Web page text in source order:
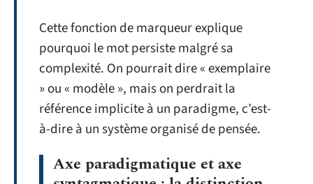
Cette fonction de marqueur explique
pourquoi le mot persiste malgré sa
complexité. On pourrait dire « exemplaire
» ou « modèle », mais on perdrait la
référence implicite à un paradigme, c’est-
à-dire à un système organisé de pensée.
Axe paradigmatique et axe